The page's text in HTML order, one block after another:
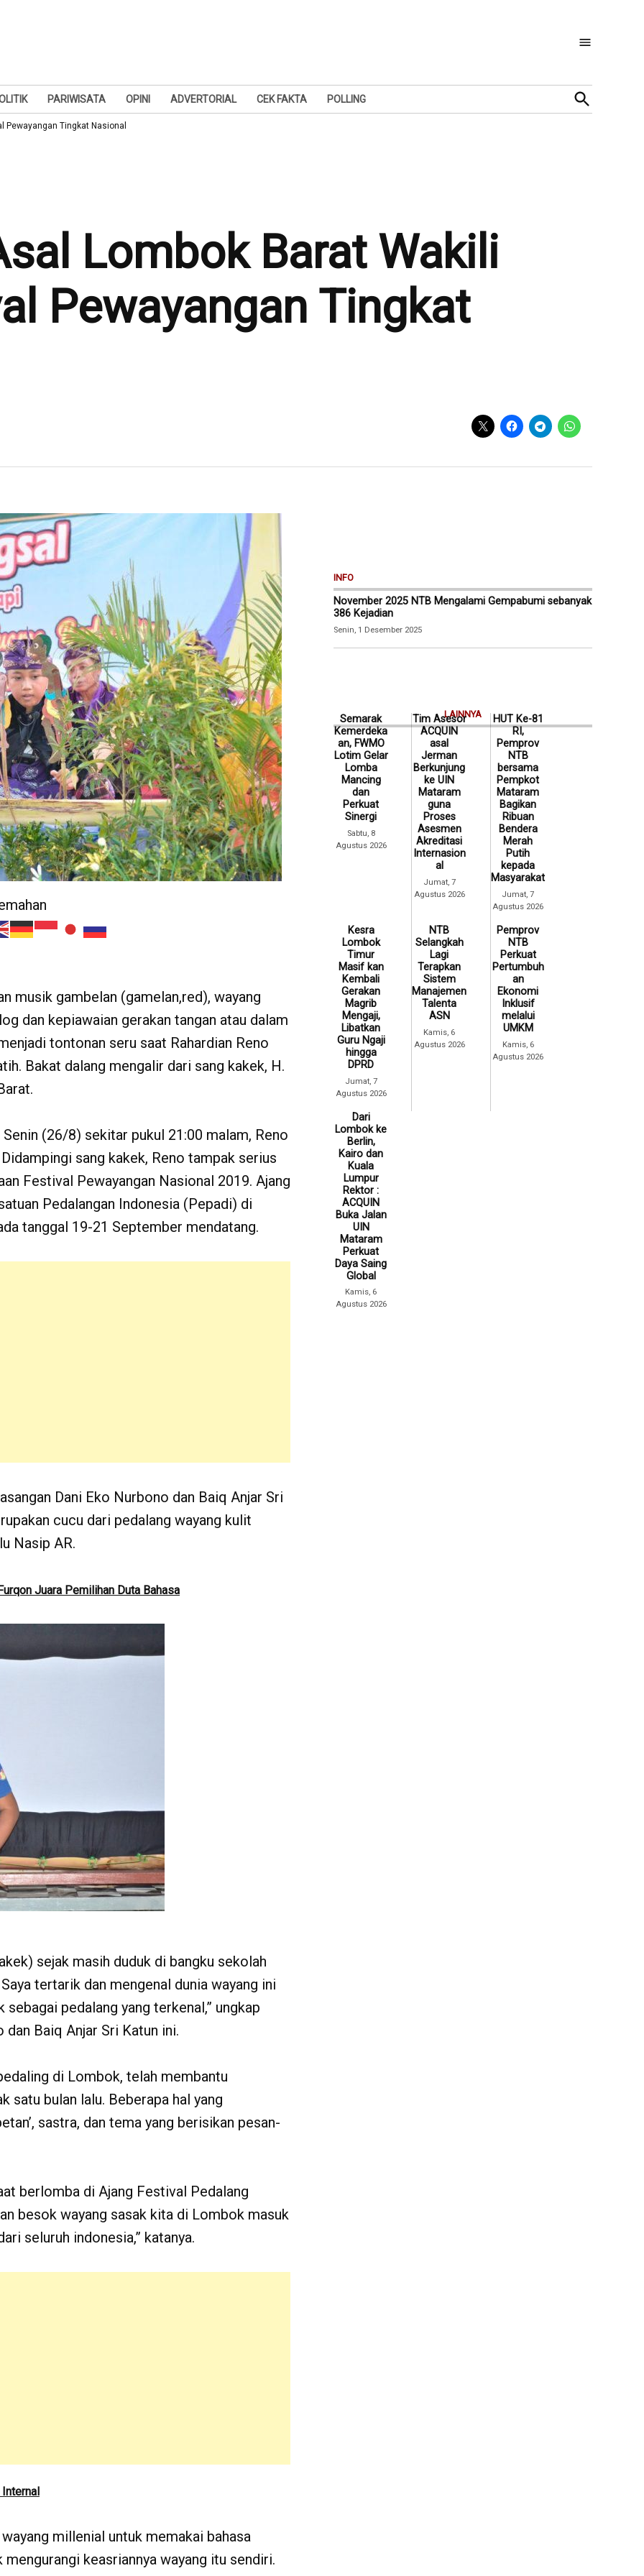
PARIWISATA OPINI ADVERTORIAL CEK FAKTA POLLING
Open
Search
Pewayangan Tingkat Nasional
Lombok Barat Wakili
Pewayangan Tingkat
musik gambelan (gamelan,red), wayang
dan kepiawaian gerakan tangan atau dalam
tontonan seru saat Rahardian Reno
Bakat dalang mengalir dari sang kakek, H.
(26/8) sekitar pukul 21:00 malam, Reno
sang kakek, Reno tampak serius
Festival Pewayangan Nasional 2019. Ajang
Pedalangan Indonesia (Pepadi) di
tanggal 19-21 September mendatang.
Dani Eko Nurbono dan Baiq Anjar Sri
cucu dari pedalang wayang kulit
Nasip AR.
Juara Pemilihan Duta Bahasa
sejak masih duduk di bangku sekolah
tertarik dan mengenal dunia wayang ini
pedalang yang terkenal,” ungkap
Baiq Anjar Sri Katun ini.
di Lombok, telah membantu
satu bulan lalu. Beberapa hal yang
sastra, dan tema yang berisikan pesan-
berlomba di Ajang Festival Pedalang
besok wayang sasak kita di Lombok masuk
seluruh indonesia,” katanya.
millenial untuk memakai bahasa
keasriannya wayang itu sendiri.
INFO
November 2025 NTB Mengalami Gempabumi sebanyak
386 Kejadian
Senin, 1 Desember 2025
LAINNYA
Semarak
Kemerdeka
an, FWMO
Lotim Gelar
Lomba
Mancing
dan
Perkuat
Sinergi
Sabtu, 8
Agustus 2026
Tim Asesor
ACQUIN
asal
Jerman
Berkunjung
ke UIN
Mataram
guna
Proses
Asesmen
Akreditasi
Internasion
al
Jumat, 7
Agustus 2026
HUT Ke-81
RI,
Pemprov
NTB
bersama
Pempkot
Mataram
Bagikan
Ribuan
Bendera
Merah
Putih
kepada
Masyarakat
Jumat, 7
Agustus 2026
Kesra
Lombok
Timur
Masif kan
Kembali
Gerakan
Magrib
Mengaji,
Libatkan
Guru Ngaji
hingga
DPRD
Jumat, 7
Agustus 2026
NTB
Selangkah
Lagi
Terapkan
Sistem
Manajemen
Talenta
ASN
Kamis, 6
Agustus 2026
Pemprov
NTB
Perkuat
Pertumbuh
an
Ekonomi
Inklusif
melalui
UMKM
Kamis, 6
Agustus 2026
Dari
Lombok ke
Berlin,
Kairo dan
Kuala
Lumpur
Rektor :
ACQUIN
Buka Jalan
UIN
Mataram
Perkuat
Daya Saing
Global
Kamis, 6
Agustus 2026